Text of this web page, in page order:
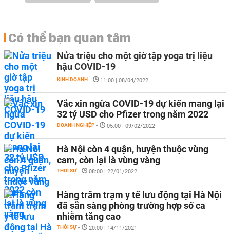
Có thể bạn quan tâm
Nửa triệu cho một giờ tập yoga trị liệu
hậu COVID-19
KINH DOANH - 11:00 | 08/04/2022
Vắc xin ngừa COVID-19 dự kiến mang lại
32 tỷ USD cho Pfizer trong năm 2022
DOANH NGHIỆP - 05:00 | 09/02/2022
Hà Nội còn 4 quận, huyện thuộc vùng
cam, còn lại là vùng vàng
THỜI SỰ - 08:00 | 22/01/2022
Hàng trăm trạm y tế lưu động tại Hà Nội
đã sẵn sàng phòng trường hợp số ca
nhiễm tăng cao
THỜI SỰ - 20:00 | 14/11/2021